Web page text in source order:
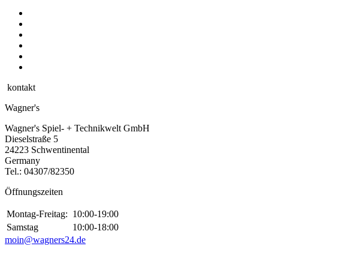
kontakt
Wagner's
Wagner's Spiel- + Technikwelt GmbH
Dieselstraße 5
24223 Schwentinental
Germany
Tel.: 04307/82350
Öffnungszeiten
Montag-Freitag: 10:00-19:00
Samstag
10:00-18:00
moin@wagners24.de